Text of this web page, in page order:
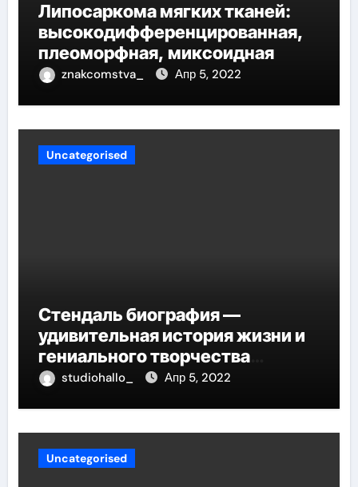
Липосаркома мягких тканей:
высокодифференцированная,
плеоморфная, миксоидная
znakcomstva_ Апр 5, 2022
Uncategorised
Стендаль биография —
удивительная история жизни и
гениального творчества
великого писателя
studiohallo_ Апр 5, 2022
Uncategorised